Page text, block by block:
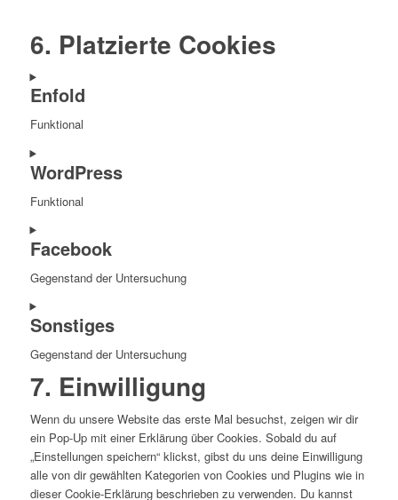
6. Platzierte Cookies
Enfold
Funktional
Consent
to
enfold
WordPress
Funktional
Consent
to
wordpress
Facebook
Gegenstand der Untersuchung
Consent
to
facebook
Sonstiges
Gegenstand der Untersuchung
Consent
to
service
sonstiges
7. Einwilligung
Wenn du unsere Website das erste Mal besuchst, zeigen wir dir
ein Pop-Up mit einer Erklärung über Cookies. Sobald du auf
„Einstellungen speichern“ klickst, gibst du uns deine Einwilligung
alle von dir gewählten Kategorien von Cookies und Plugins wie in
dieser Cookie-Erklärung beschrieben zu verwenden. Du kannst